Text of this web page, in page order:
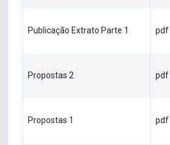
Publicação Extrato Parte 1 pdf
Propostas 2 pdf
Propostas 1 pdf